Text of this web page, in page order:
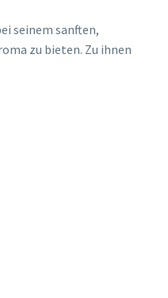
seinem sanften,
zu bieten. Zu ihnen